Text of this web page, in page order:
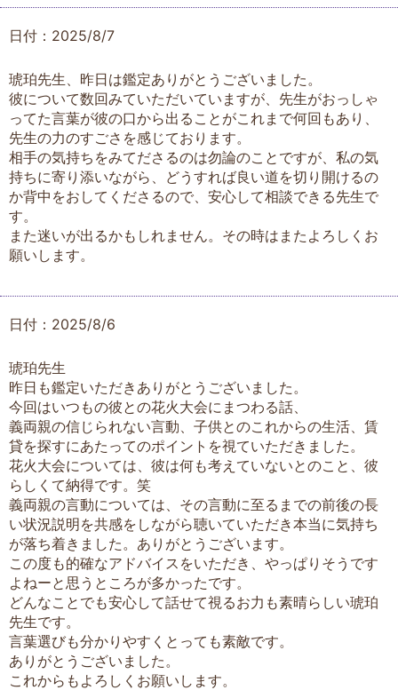
日付：2025/8/7
琥珀先生、昨日は鑑定ありがとうございました。
彼について数回みていただいていますが、先生がおっしゃ
ってた言葉が彼の口から出ることがこれまで何回もあり、
先生の力のすごさを感じております。
相手の気持ちをみてださるのは勿論のことですが、私の気
持ちに寄り添いながら、どうすれば良い道を切り開けるの
か背中をおしてくださるので、安心して相談できる先生で
す。
また迷いが出るかもしれません。その時はまたよろしくお
願いします。
日付：2025/8/6
琥珀先生
昨日も鑑定いただきありがとうございました。
今回はいつもの彼との花火大会にまつわる話、
義両親の信じられない言動、子供とのこれからの生活、賃
貸を探すにあたってのポイントを視ていただきました。
花火大会については、彼は何も考えていないとのこと、彼
らしくて納得です。笑
義両親の言動については、その言動に至るまでの前後の長
い状況説明を共感をしながら聴いていただき本当に気持ち
が落ち着きました。ありがとうございます。
この度も的確なアドバイスをいただき、やっぱりそうです
よねーと思うところが多かったです。
どんなことでも安心して話せて視るお力も素晴らしい琥珀
先生です。
言葉選びも分かりやすくとっても素敵です。
ありがとうございました。
これからもよろしくお願いします。